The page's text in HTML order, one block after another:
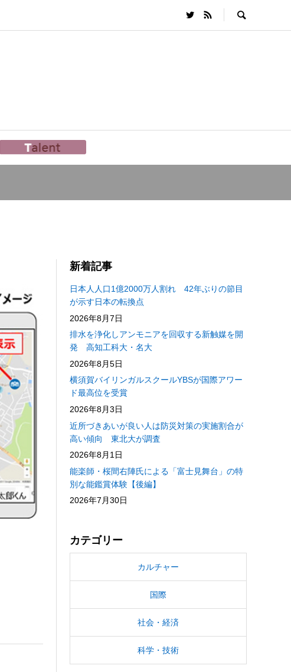
新着記事
日本人人口1億2000万人割れ 42年ぶりの節目
が示す日本の転換点
2026年8月7日
排水を浄化しアンモニアを回収する新触媒を開
発 高知工科大・名大
2026年8月5日
横須賀バイリンガルスクールYBSが国際アワー
ド最高位を受賞
2026年8月3日
近所づきあいが良い人は防災対策の実施割合が
高い傾向 東北大が調査
2026年8月1日
能楽師・桜間右陣氏による「富士見舞台」の特
別な能鑑賞体験【後編】
2026年7月30日
カテゴリー
カルチャー
国際
社会・経済
科学・技術